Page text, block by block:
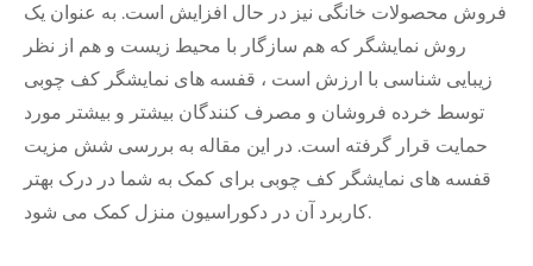
فروش محصولات خانگی نیز در حال افزایش است. به عنوان یک
روش نمایشگر که هم سازگار با محیط زیست و هم از نظر
زیبایی شناسی با ارزش است ، قفسه های نمایشگر کف چوبی
توسط خرده فروشان و مصرف کنندگان بیشتر و بیشتر مورد
حمایت قرار گرفته است. در این مقاله به بررسی شش مزیت
قفسه های نمایشگر کف چوبی برای کمک به شما در درک بهتر
کاربرد آن در دکوراسیون منزل کمک می شود.